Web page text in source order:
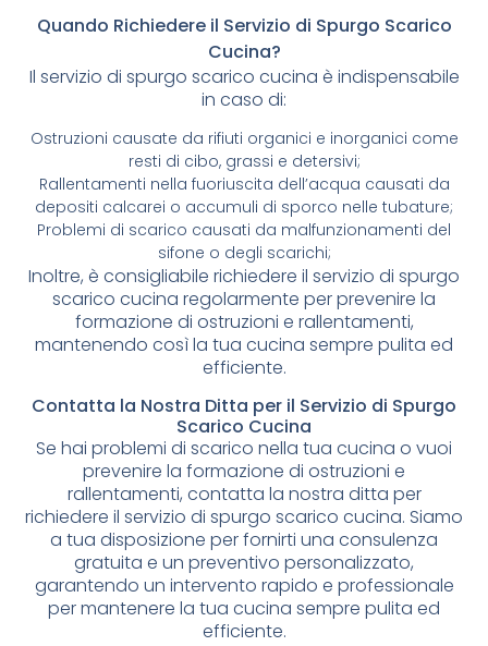
Quando Richiedere il Servizio di Spurgo Scarico
Cucina?
Il servizio di spurgo scarico cucina è indispensabile
in caso di:
Ostruzioni causate da rifiuti organici e inorganici come
resti di cibo, grassi e detersivi;
Rallentamenti nella fuoriuscita dell’acqua causati da
depositi calcarei o accumuli di sporco nelle tubature;
Problemi di scarico causati da malfunzionamenti del
sifone o degli scarichi;
Inoltre, è consigliabile richiedere il servizio di spurgo
scarico cucina regolarmente per prevenire la
formazione di ostruzioni e rallentamenti,
mantenendo così la tua cucina sempre pulita ed
efficiente.
Contatta la Nostra Ditta per il Servizio di Spurgo
Scarico Cucina
Se hai problemi di scarico nella tua cucina o vuoi
prevenire la formazione di ostruzioni e
rallentamenti, contatta la nostra ditta per
richiedere il servizio di spurgo scarico cucina. Siamo
a tua disposizione per fornirti una consulenza
gratuita e un preventivo personalizzato,
garantendo un intervento rapido e professionale
per mantenere la tua cucina sempre pulita ed
efficiente.